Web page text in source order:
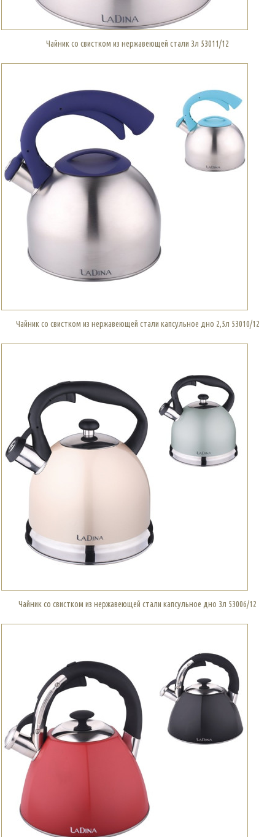
Чайник со свистком из нержавеющей стали 3л 53011/12
Чайник со свистком из нержавеющей стали капсульное дно 2,5л 53010/12
Чайник со свистком из нержавеющей стали капсульное дно 3л 53006/12